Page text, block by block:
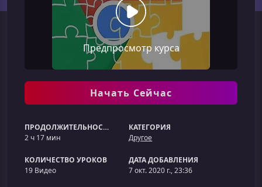
Предпросмотр курса
Начать Сейчас
ПРОДОЛЖИТЕЛЬНОСТЬ
2 ч 17 мин
КАТЕГОРИЯ
Другое
КОЛИЧЕСТВО УРОКОВ
19 Видео
ДАТА ДОБАВЛЕНИЯ
7 окт. 2020 г., 23:36